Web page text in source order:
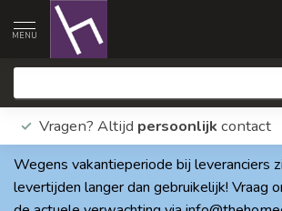
MENU
Vragen? Altijd persoonlijk contact
Wegens vakantieperiode bij leveranciers
levertijden langer dan gebruikelijk! Vraag